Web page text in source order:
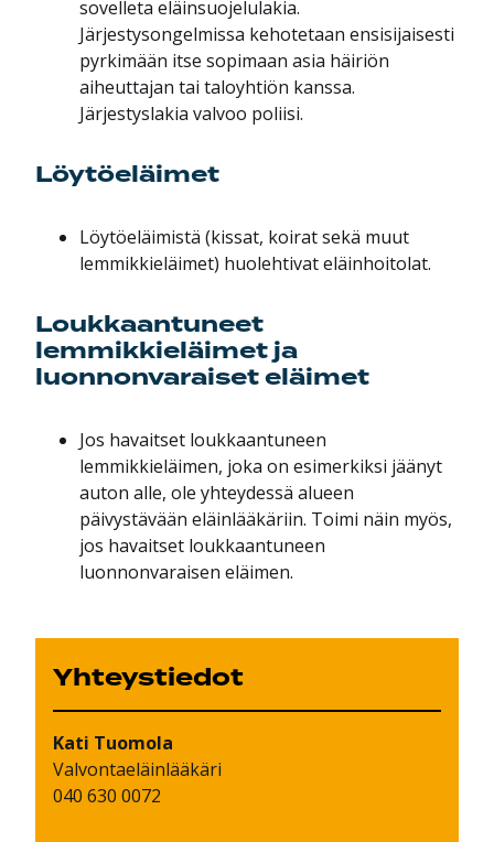
sovelleta eläinsuojelulakia.
Järjestysongelmissa kehotetaan ensisijaisesti
pyrkimään itse sopimaan asia häiriön
aiheuttajan tai taloyhtiön kanssa.
Järjestyslakia valvoo poliisi.
Löytöeläimet
Löytöeläimistä (kissat, koirat sekä muut
lemmikkieläimet) huolehtivat eläinhoitolat.
Loukkaantuneet
lemmikkieläimet ja
luonnonvaraiset eläimet
Jos havaitset loukkaantuneen
lemmikkieläimen, joka on esimerkiksi jäänyt
auton alle, ole yhteydessä alueen
päivystävään eläinlääkäriin. Toimi näin myös,
jos havaitset loukkaantuneen
luonnonvaraisen eläimen.
Yhteystiedot
Kati Tuomola
Valvontaeläinlääkäri
040 630 0072